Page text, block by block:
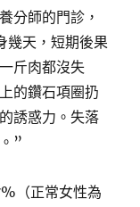
分師的門診，
幾天，短期後果
斤肉都沒失
的鑽石項圈扔
誘惑力。失落
”
（正常女性為